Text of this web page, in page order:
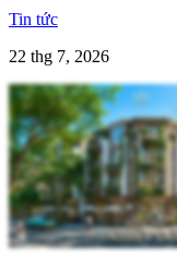
Tin tức
22 thg 7, 2026